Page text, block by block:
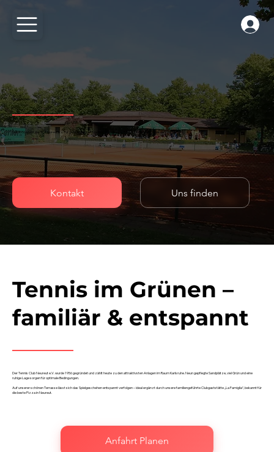
Der Verein
Seit 1956 steht der TC Neureut e.V. für gelebte Tennis-Tradition in Karlsruhe. Entdecke hier mehr über den Verein.
Kontakt Uns finden
Tennis im Grünen –
familiär & entspannt
Der Tennis Club Neureut e.V. wurde 1956 gegründet und zählt heute zu den attraktivsten Anlagen im Raum Karlsruhe. Neun gepflegte Sandplätze, viel Grün und eine
ruhige Lage sorgen für optimale Bedingungen.
Auf unserer schönen Terrasse lässt sich das Spielgeschehen entspannt verfolgen – ideal ergänzt durch unsere familiengeführte Clubgaststätte „La Famiglia“, bekannt für
die beste Pizza in Neureut.
Anfahrt Planen